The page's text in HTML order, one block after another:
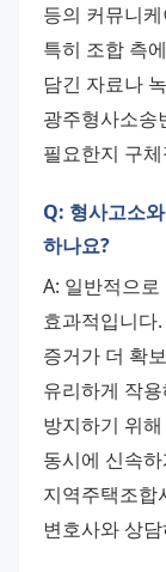
등의 커뮤니
특히 조합 측
담긴 자료나
광주형사소송
필요한지 구
Q: 형사고소
하나요?
A: 일반적으
효과적입니다
증거가 더 확
유리하게 작
방지하기 위
동시에 신속
지역주택조합
변호사와 상